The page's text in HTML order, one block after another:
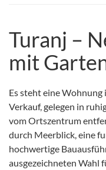
Turanj –
mit
Es steht eine Wohnung
Verkauf, gelegen in
vom Ortszentrum
durch Meerblick, eine
hochwertige
ausgezeichneten Wahl